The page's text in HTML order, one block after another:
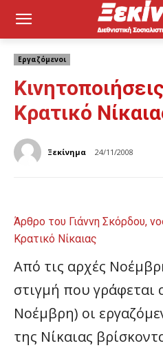
Εργαζόμενοι
Κρατικό
Ξεκίνημα 24/11/2008
Άρθρο του Γιάννη Σκόρδου,
Κρατικό Νίκαιας
Από τις αρχές
στιγμή που γράφεται
Νοέμβρη) οι
της Νίκαιας